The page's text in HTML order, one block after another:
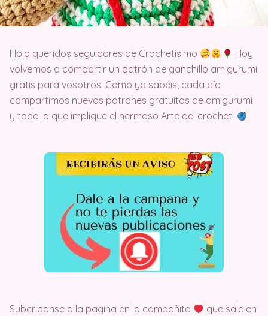
Hola queridos seguidores de Crochetisimo
Hoy
volvemos a compartir un patrón de ganchillo amigurumi
gratis para vosotros. Como ya sabéis, cada día
compartimos nuevos patrones gratuitos de amigurumi
y todo lo que implique el hermoso Arte del crochet
Subcribanse a la pagina en la campañita
que sale en